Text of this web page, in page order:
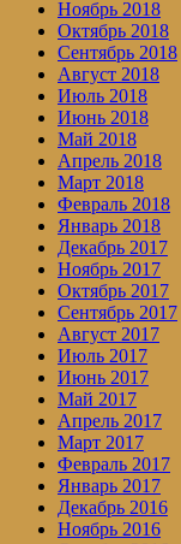
Ноябрь 2018
Октябрь 2018
Сентябрь 2018
Август 2018
Июль 2018
Июнь 2018
Май 2018
Апрель 2018
Март 2018
Февраль 2018
Январь 2018
Декабрь 2017
Ноябрь 2017
Октябрь 2017
Сентябрь 2017
Август 2017
Июль 2017
Июнь 2017
Май 2017
Апрель 2017
Март 2017
Февраль 2017
Январь 2017
Декабрь 2016
Ноябрь 2016